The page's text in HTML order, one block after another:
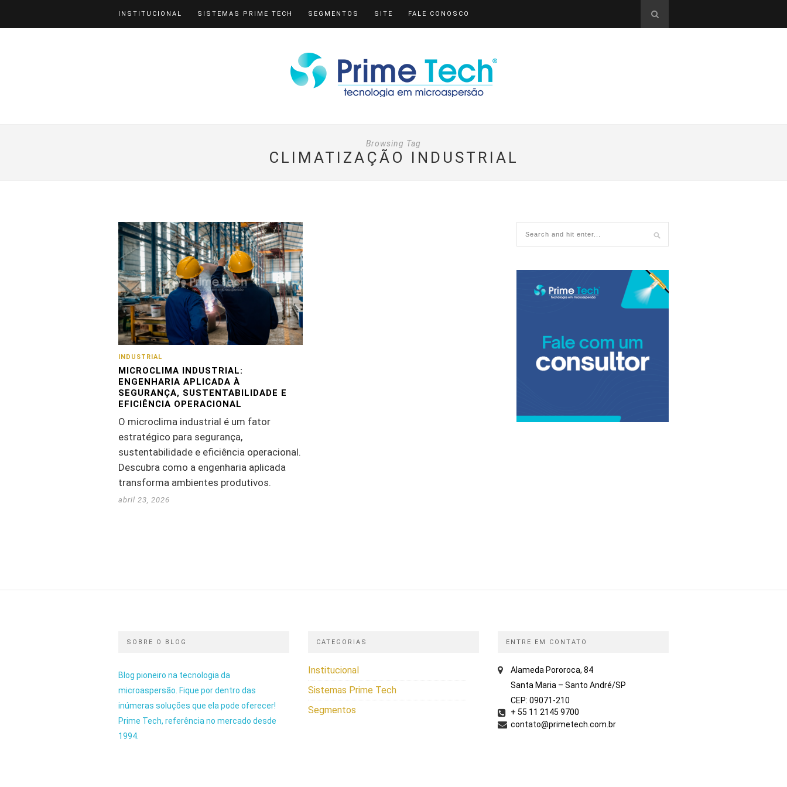
INSTITUCIONAL SISTEMAS PRIME TECH SEGMENTOS SITE FALE CONOSCO
Browsing Tag
CLIMATIZAÇÃO INDUSTRIAL
INDUSTRIAL
MICROCLIMA INDUSTRIAL:
ENGENHARIA APLICADA À
SEGURANÇA, SUSTENTABILIDADE E
EFICIÊNCIA OPERACIONAL
O microclima industrial é um fator
estratégico para segurança,
sustentabilidade e eficiência operacional.
Descubra como a engenharia aplicada
transforma ambientes produtivos.
abril 23, 2026
SOBRE O BLOG
Blog pioneiro na tecnologia da
microaspersão. Fique por dentro das
inúmeras soluções que ela pode oferecer!
Prime Tech, referência no mercado desde
1994.
CATEGORIAS
Institucional
Sistemas Prime Tech
Segmentos
ENTRE EM CONTATO
Alameda Pororoca, 84
Santa Maria – Santo André/SP
CEP: 09071-210
+ 55 11 2145 9700
contato@primetech.com.br